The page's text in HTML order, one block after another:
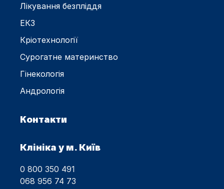
Лікування безпліддя
ЕКЗ
Кріотехнології
Сурогатне материнство
Гінекологія
Андрологія
Контакти
Клініка у м. Київ
0 800 350 491
068 956 74 73